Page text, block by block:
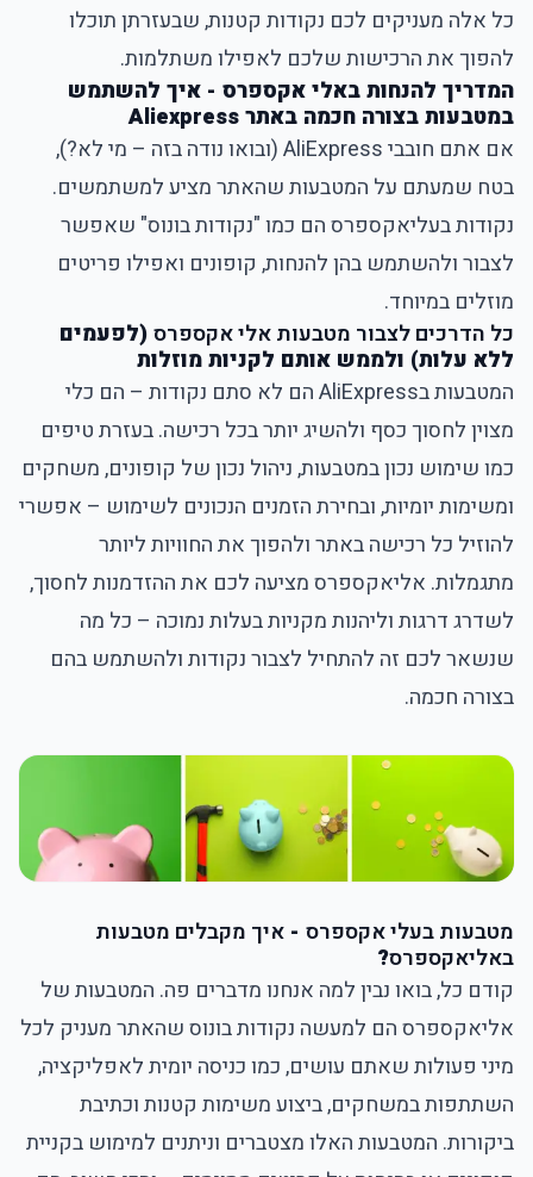
כל אלה מעניקים לכם נקודות קטנות, שבעזרתן תוכלו
להפוך את הרכישות שלכם לאפילו משתלמות.
המדריך להנחות באלי אקספרס - איך להשתמש
במטבעות בצורה חכמה באתר Aliexpress
אם אתם חובבי AliExpress (ובואו נודה בזה – מי לא?),
בטח שמעתם על המטבעות שהאתר מציע למשתמשים.
נקודות בעליאקספרס הם כמו "נקודות בונוס" שאפשר
לצבור ולהשתמש בהן להנחות, קופונים ואפילו פריטים
מוזלים במיוחד.
כל הדרכים לצבור מטבעות אלי אקספרס(לפעמים
ללא עלות) ולממש אותם לקניות מוזלות
המטבעות בAliExpress
הם לא סתם נקודות – הם כלי
מצוין לחסוך כסף ולהשיג יותר בכל רכישה. בעזרת טיפים
כמו שימוש נכון במטבעות, ניהול נכון של קופונים, משחקים
ומשימות יומיות, ובחירת הזמנים הנכונים לשימוש – אפשרי
להוזיל כל רכישה באתר ולהפוך את החוויות ליותר
מתגמלות. אליאקספרס מציעה לכם את ההזדמנות לחסוך,
לשדרג דרגות וליהנות מקניות בעלות נמוכה – כל מה
שנשאר לכם זה להתחיל לצבור נקודות ולהשתמש בהם
בצורה חכמה.
מטבעות בעלי אקספרס - איך מקבלים מטבעות
באליאקספרס?
קודם כל, בואו נבין למה אנחנו מדברים פה. המטבעות של
אליאקספרס הם למעשה נקודות בונוס שהאתר מעניק לכל
מיני פעולות שאתם עושים, כמו כניסה יומית לאפליקציה,
השתתפות במשחקים, ביצוע משימות קטנות וכתיבת
ביקורות. המטבעות האלו מצטברים וניתנים למימוש בקניית